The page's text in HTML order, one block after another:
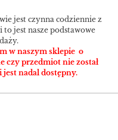
jest czynna codziennie z
jest nasze podstawowe
w naszym sklepie o
czy przedmiot nie został
nadal dostępny.